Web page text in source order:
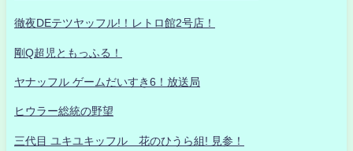
徹夜DEテツヤッフル!！レトロ館2号店！
剛Q超児ともっふる！
ヤナッフル ゲームだいすき6！放送局
ヒウラー総統の野望
三代目 ユキユキッフル 花のひうら組! 見参！